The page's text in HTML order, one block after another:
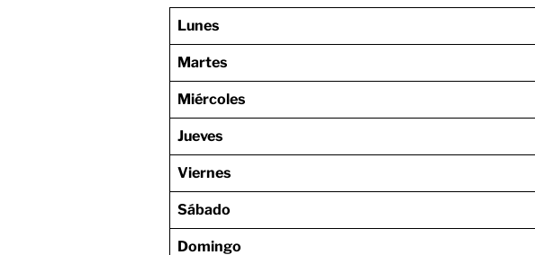
Lunes
Martes
Miércoles
Jueves
Viernes
Sábado
Domingo